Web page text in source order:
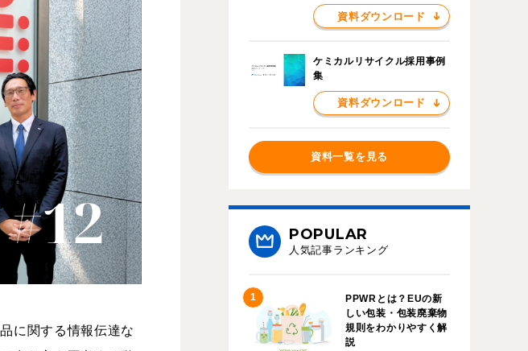
に関する情報伝達な
資料ダウンロード
ケミカルリサイクル採用事例
集
資料ダウンロード
資料一覧を見る
POPULAR
人気記事ランキング
PPWRとは？EUの新
しい包装・包装廃棄物
規則をわかりやすく解
説